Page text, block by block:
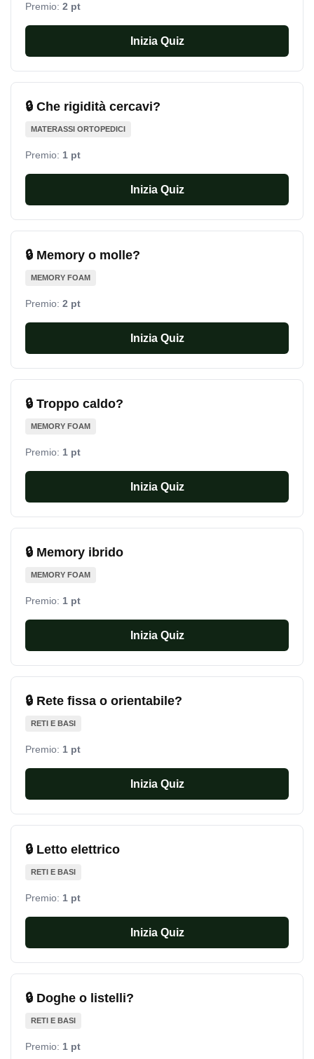
Premio: 2 pt
Inizia Quiz
🔒 Che rigidità cercavi?
MATERASSI ORTOPEDICI
Premio: 1 pt
Inizia Quiz
🔒 Memory o molle?
MEMORY FOAM
Premio: 2 pt
Inizia Quiz
🔒 Troppo caldo?
MEMORY FOAM
Premio: 1 pt
Inizia Quiz
🔒 Memory ibrido
MEMORY FOAM
Premio: 1 pt
Inizia Quiz
🔒 Rete fissa o orientabile?
RETI E BASI
Premio: 1 pt
Inizia Quiz
🔒 Letto elettrico
RETI E BASI
Premio: 1 pt
Inizia Quiz
🔒 Doghe o listelli?
RETI E BASI
Premio: 1 pt